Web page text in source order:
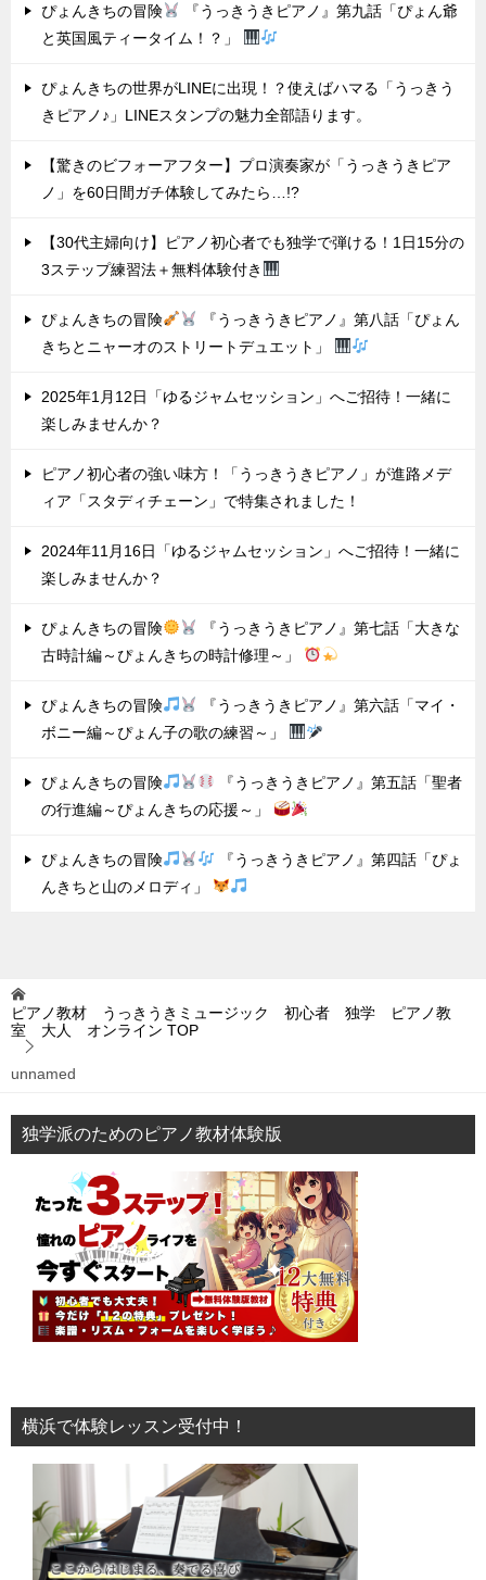
ぴょんきちの冒険
『うっきうきピアノ』第九話「ぴょん爺
と英国風ティータイム！？」
ぴょんきちの世界がLINEに出現！？使えばハマる「うっきう
きピアノ♪」LINEスタンプの魅力全部語ります。
【驚きのビフォーアフター】プロ演奏家が「うっきうきピア
ノ」を60日間ガチ体験してみたら…!?
【30代主婦向け】ピアノ初心者でも独学で弾ける！1日15分の
3ステップ練習法＋無料体験付き
ぴょんきちの冒険
『うっきうきピアノ』第八話「ぴょん
きちとニャーオのストリートデュエット」
2025年1月12日「ゆるジャムセッション」へご招待！一緒に
楽しみませんか？
ピアノ初心者の強い味方！「うっきうきピアノ」が進路メデ
ィア「スタディチェーン」で特集されました！
2024年11月16日「ゆるジャムセッション」へご招待！一緒に
楽しみませんか？
ぴょんきちの冒険
『うっきうきピアノ』第七話「大きな
古時計編～ぴょんきちの時計修理～」
ぴょんきちの冒険
『うっきうきピアノ』第六話「マイ・
ボニー編～ぴょん子の歌の練習～」
ぴょんきちの冒険
『うっきうきピアノ』第五話「聖者
の行進編～ぴょんきちの応援～」
ぴょんきちの冒険
『うっきうきピアノ』第四話「ぴょ
んきちと山のメロディ」
ピアノ教材 うっきうきミュージック 初心者 独学 ピアノ教
室 大人 オンライン TOP
unnamed
独学派のためのピアノ教材体験版
横浜で体験レッスン受付中！